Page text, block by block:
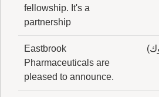
fellowship. It's a
partnership
Eastbrook
Pharmaceuticals are
pleased to announce.